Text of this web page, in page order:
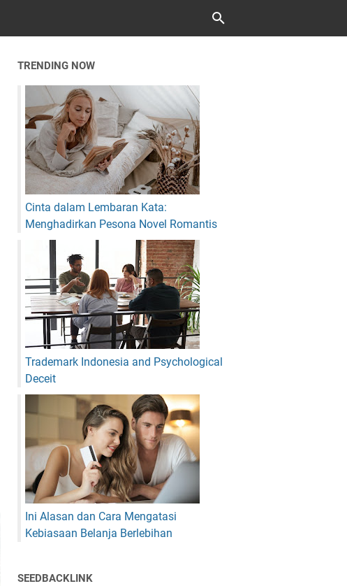
TRENDING NOW
Cinta dalam Lembaran Kata:
Menghadirkan Pesona Novel Romantis
Trademark Indonesia and Psychological
Deceit
Ini Alasan dan Cara Mengatasi
Kebiasaan Belanja Berlebihan
SEEDBACKLINK